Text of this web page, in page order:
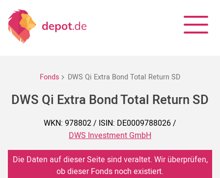
Fonds DWS Qi Extra Bond Total Return SD
DWS Qi Extra Bond Total Return SD
WKN: 978802 / ISIN: DE0009788026 /
DWS Investment GmbH
Die Daten auf dieser Seite sind veraltet. Wir überprüfen,
ob dieser Fonds noch existiert.